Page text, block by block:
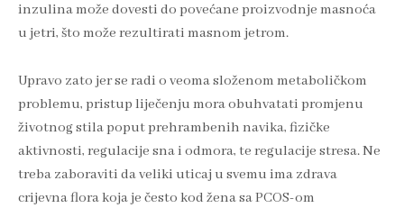
inzulina može dovesti do povećane proizvodnje masnoća
u jetri, što može rezultirati masnom jetrom.
Upravo zato jer se radi o veoma složenom metaboličkom
problemu, pristup liječenju mora obuhvatati promjenu
životnog stila poput prehrambenih navika, fizičke
aktivnosti, regulacije sna i odmora, te regulacije stresa. Ne
treba zaboraviti da veliki uticaj u svemu ima zdrava
crijevna flora koja je često kod žena sa PCOS-om